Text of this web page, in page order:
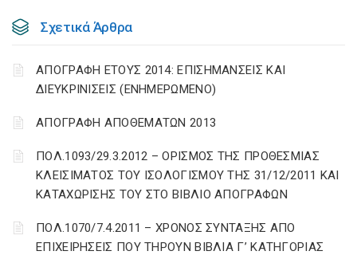
Σχετικά Άρθρα
ΑΠΟΓΡΑΦΗ ΕΤΟΥΣ 2014: ΕΠΙΣΗΜΑΝΣΕΙΣ ΚΑΙ
ΔΙΕΥΚΡΙΝΙΣΕΙΣ (ΕΝΗΜΕΡΩΜΕΝΟ)
ΑΠΟΓΡΑΦΗ ΑΠΟΘΕΜΑΤΩΝ 2013
ΠΟΛ.1093/29.3.2012 – ΟΡΙΣΜΟΣ ΤΗΣ ΠΡΟΘΕΣΜΙΑΣ
ΚΛΕΙΣΙΜΑΤΟΣ ΤΟΥ ΙΣΟΛΟΓΙΣΜΟΥ ΤΗΣ 31/12/2011 ΚΑΙ
ΚΑΤΑΧΩΡΙΣΗΣ ΤΟΥ ΣΤΟ ΒΙΒΛΙΟ ΑΠΟΓΡΑΦΩΝ
ΠΟΛ.1070/7.4.2011 – ΧΡΟΝΟΣ ΣΥΝΤΑΞΗΣ ΑΠΟ
ΕΠΙΧΕΙΡΗΣΕΙΣ ΠΟΥ ΤΗΡΟΥΝ ΒΙΒΛΙΑ Γ’ ΚΑΤΗΓΟΡΙΑΣ